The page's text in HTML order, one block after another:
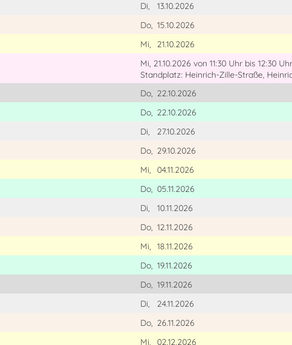
Di,
13.10.2026
Do, 15.10.2026
Mi,
21.10.2026
Mi, 21.10.2026 von 11:30 Uhr bis 12:30 Uhr
Standplatz: Heinrich-Zille-Straße,
Do, 22.10.2026
Do, 22.10.2026
Di,
27.10.2026
Do, 29.10.2026
Mi,
04.11.2026
Do, 05.11.2026
Di,
10.11.2026
Do, 12.11.2026
Mi,
18.11.2026
Do, 19.11.2026
Do, 19.11.2026
Di,
24.11.2026
Do, 26.11.2026
Mi, 02.12.2026